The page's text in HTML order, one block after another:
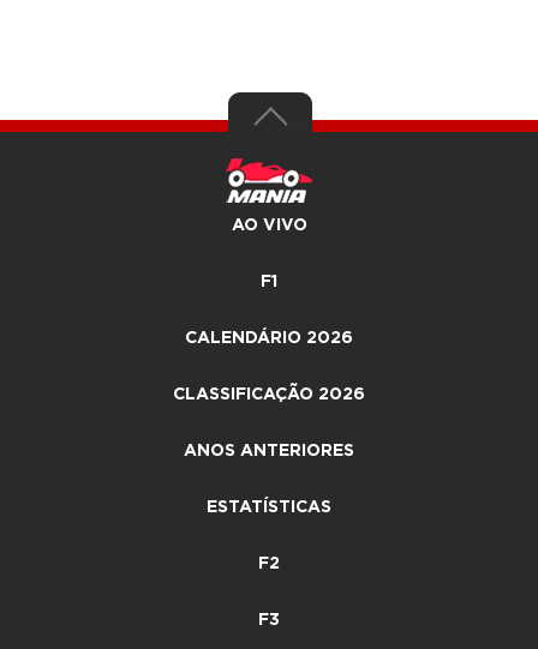
AO VIVO
F1
CALENDÁRIO 2026
CLASSIFICAÇÃO 2026
ANOS ANTERIORES
ESTATÍSTICAS
F2
F3